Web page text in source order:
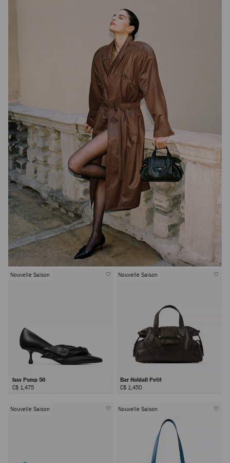
Nouvelle Saison
Issy Pump 50
C$ 1,475
Nouvelle Saison
Bar Holdall Petit
C$ 1,450
Nouvelle Saison Nouvelle Saison